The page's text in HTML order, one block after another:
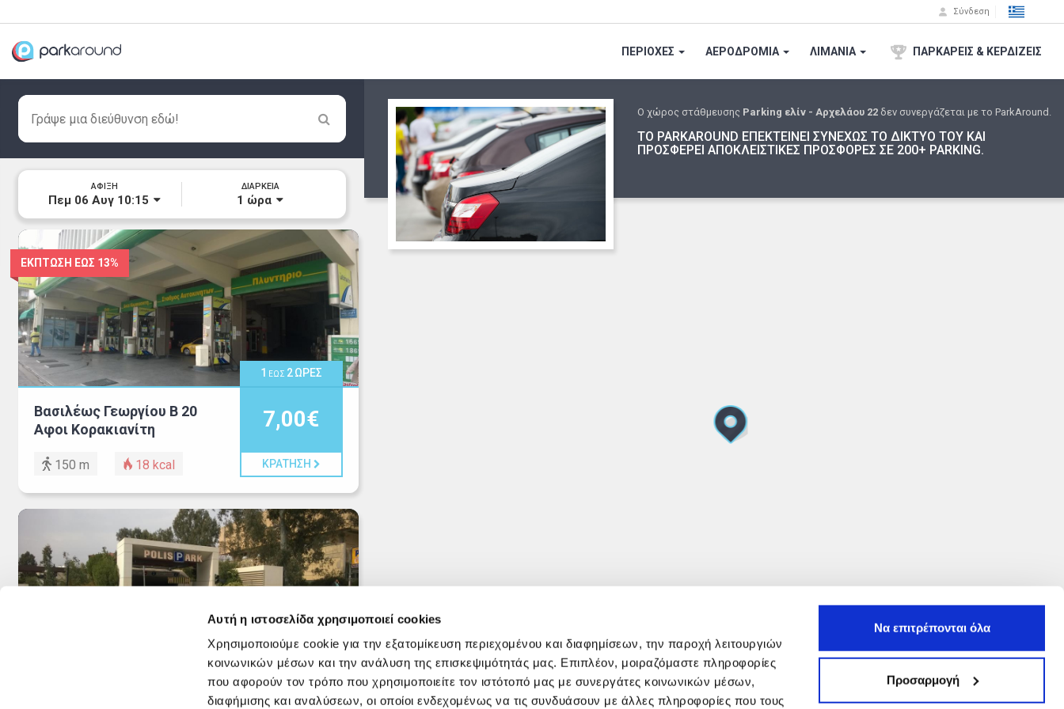
Αυτή η ιστοσελίδα χρησιμοποιεί cookies
Χρησιμοποιούμε cookie για την εξατομίκευση περιεχομένου και διαφημίσεων, την παροχή λειτουργιών
κοινωνικών μέσων και την ανάλυση της επισκεψιμότητάς μας. Επιπλέον, μοιραζόμαστε πληροφορίες
που αφορούν τον τρόπο που χρησιμοποιείτε τον ιστότοπό μας με συνεργάτες κοινωνικών μέσων,
διαφήμισης και αναλύσεων, οι οποίοι ενδεχομένως να τις συνδυάσουν με άλλες πληροφορίες που τους
Να επιτρέπονται όλα
Προσαρμογή
Σύνδεση
ΠΕΡΙΟΧΕΣ ΑΕΡΟΔΡΟΜΙA ΛΙΜΑΝΙΑ ΠΑΡΚΑΡΕΙΣ & ΚΕΡΔΙΖΕΙΣ
Ο χώρος στάθμευσης Parking ελίν - Αρχελάου 22 δεν συνεργάζεται με το ParkAround.
ΤΟ PARKAROUND ΕΠΕΚΤΕΙΝΕΙ ΣΥΝΕΧΩΣ ΤΟ ΔΙΚΤΥΟ ΤΟΥ ΚΑΙ
ΠΡΟΣΦΕΡΕΙ ΑΠΟΚΛΕΙΣΤΙΚΕΣ ΠΡΟΣΦΟΡΕΣ ΣΕ 200+ PARKING.
ΑΦΙΞΗ
Πεμ 06 Αυγ 10:15
ΔΙΑΡΚΕΙΑ
1 ώρα
ΕΚΠΤΩΣΗ ΕΩΣ 13%
Βασιλέως Γεωργίου Β 20
Αφοι Κορακιανίτη
150 m 18 kcal
1 ΕΩΣ 2ΩΡΕΣ
7,00€
ΚΡΑΤΗΣΗ
1ΩΡΑ
6,00€